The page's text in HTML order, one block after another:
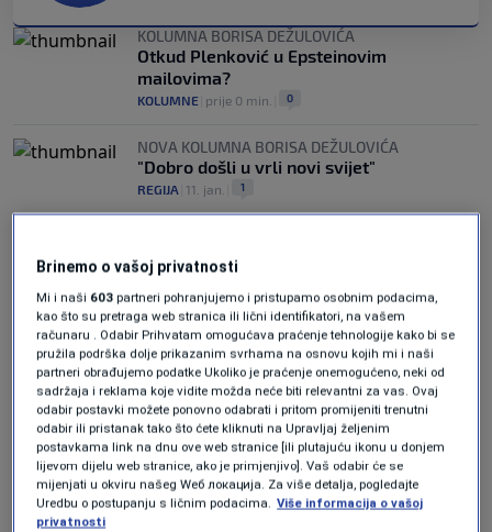
KOLUMNA BORISA DEŽULOVIĆA
Otkud Plenković u Epsteinovim
mailovima?
KOLUMNE prije 0 min. 0
NOVA KOLUMNA BORISA DEŽULOVIĆA
"Dobro došli u vrli novi svijet"
REGIJA 11. jan. 1
KOLUMNE|7. jan.
Oglas
Brinemo o vašoj privatnosti
Mi i naši 603 partneri pohranjujemo i pristupamo osobnim podacima,
kao što su pretraga web stranica ili lični identifikatori, na vašem
računaru . Odabir Prihvatam omogućava praćenje tehnologije kako bi se
pružila podrška dolje prikazanim svrhama na osnovu kojih mi i naši
partneri obrađujemo podatke Ukoliko je praćenje onemogućeno, neki od
sadržaja i reklama koje vidite možda neće biti relevantni za vas. Ovaj
odabir postavki možete ponovno odabrati i pritom promijeniti trenutni
odabir ili pristanak tako što ćete kliknuti na Upravljaj željenim
postavkama link na dnu ove web stranice [ili plutajuću ikonu u donjem
lijevom dijelu web stranice, ako je primjenjivo]. Vaš odabir će se
mijenjati u okviru našeg Wеб локација. Za više detalja, pogledajte
Uredbu o postupanju s ličnim podacima. Više informacija o vašoj
privatnosti